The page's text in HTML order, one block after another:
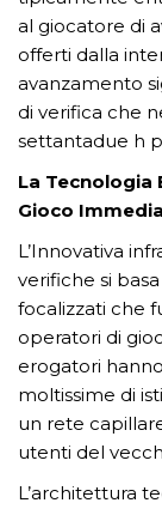
al giocatore di
offerti dalla
avanzamento
di verifica che
settantadue h
La Tecnologia
Gioco
L’Innovativa
verifiche si
focalizzati che
operatori di
erogatori
moltissime di
un rete
utenti del
L’architettura